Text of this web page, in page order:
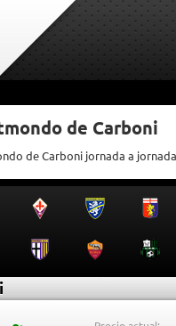
de Carboni
de Carboni jornada a jornada